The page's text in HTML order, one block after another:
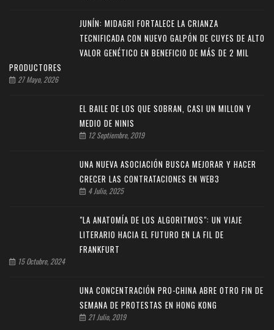
JUNÍN: MIDAGRI FORTALECE LA CRIANZA
TECNIFICADA CON NUEVO GALPÓN DE CUYES DE ALTO
VALOR GENÉTICO EN BENEFICIO DE MÁS DE 2 MIL
PRODUCTORES
27 Mayo, 2026
EL BAILE DE LOS QUE SOBRAN, CASI UN MILLON Y
MEDIO DE NINIS
12 Septiembre, 2019
UNA NUEVA ASOCIACIÓN BUSCA MEJORAR Y HACER
CRECER LAS CONTRATACIONES EN WEB3
4 Julio, 2025
"LA ANATOMÍA DE LOS ALGORITMOS": UN VIAJE
LITERARIO HACIA EL FUTURO EN LA FIL DE
FRANKFURT
15 Octubre, 2024
UNA CONCENTRACIÓN PRO-CHINA ABRE OTRO FIN DE
SEMANA DE PROTESTAS EN HONG KONG
21 Julio, 2019